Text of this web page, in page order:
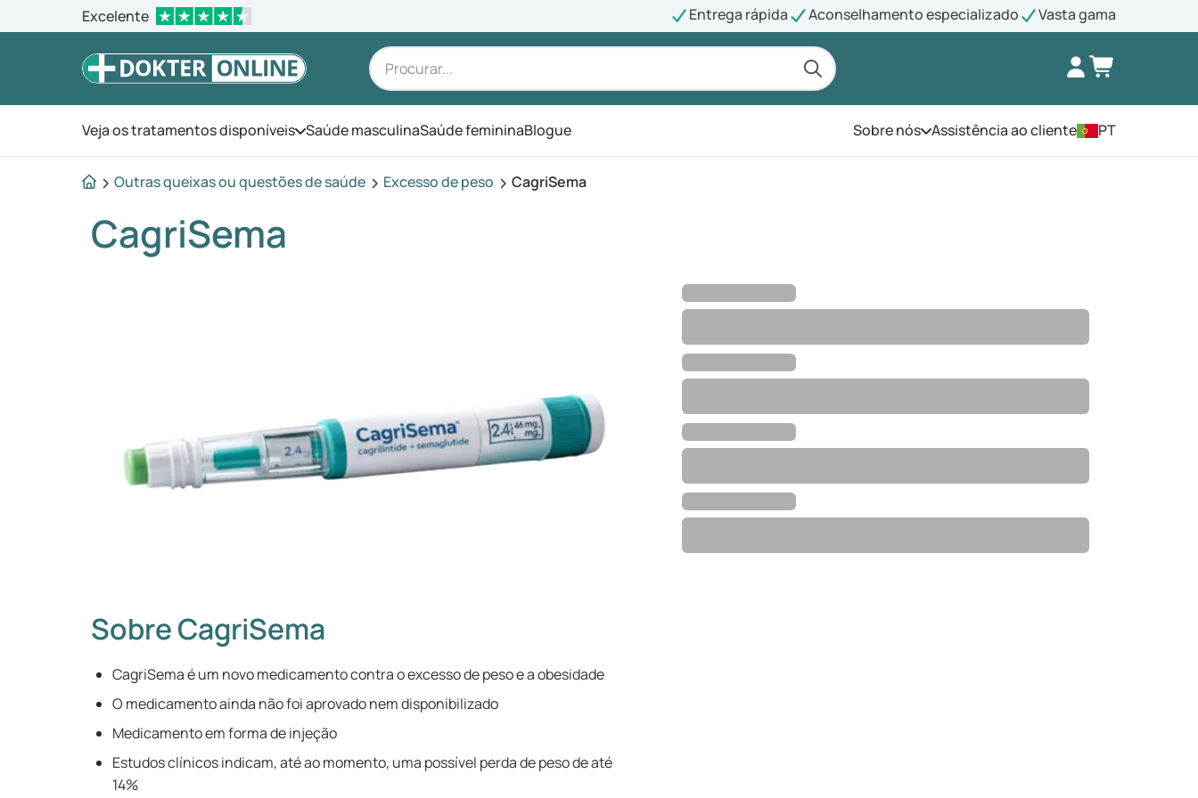
Excelente Entrega rápida Aconselhamento especializado Vasta gama
Veja os tratamentos disponíveisAbra o menu
Saúde masculinaSaúde femininaBlogue Sobre nósAbra o menu
Assistência ao cliente PT
Outras queixas ou questões de saúde Excesso de peso CagriSema
CagriSema
Sobre CagriSema
CagriSema é um novo medicamento contra o excesso de peso e a obesidade
O medicamento ainda não foi aprovado nem disponibilizado
Medicamento em forma de injeção
Estudos clínicos indicam, até ao momento, uma possível perda de peso de até
14%